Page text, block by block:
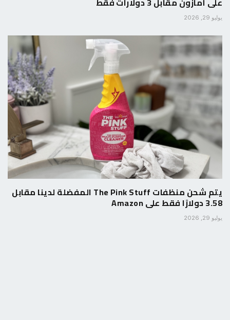
يوليو 29, 2026
يتم شحن منظفات The Pink Stuff المفضلة لدينا مقابل
3.58 دولارًا فقط على Amazon
يوليو 29, 2026